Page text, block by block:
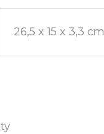
26,5 x 15 x 3,3 cm